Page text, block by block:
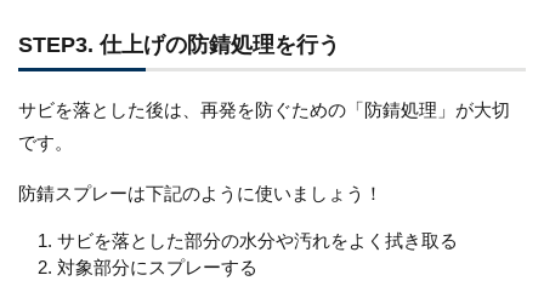
STEP3. 仕上げの防錆処理を行う
サビを落とした後は、再発を防ぐための「防錆処理」が大切
です。
防錆スプレーは下記のように使いましょう！
サビを落とした部分の水分や汚れをよく拭き取る
対象部分にスプレーする